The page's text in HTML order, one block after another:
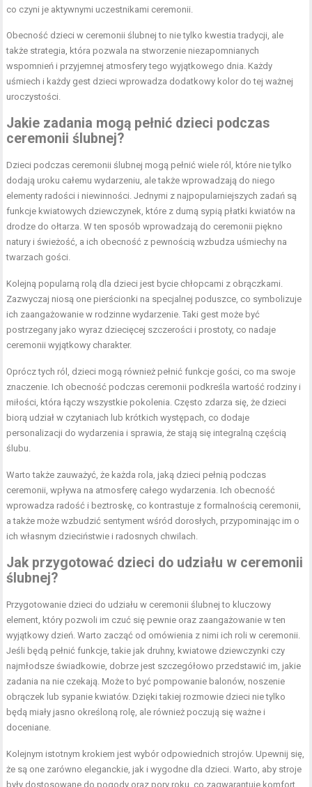
co czyni je aktywnymi uczestnikami ceremonii.
Obecność dzieci w ceremonii ślubnej to nie tylko kwestia tradycji, ale
także strategia, która pozwala na stworzenie niezapomnianych
wspomnień i przyjemnej atmosfery tego wyjątkowego dnia. Każdy
uśmiech i każdy gest dzieci wprowadza dodatkowy kolor do tej ważnej
uroczystości.
Jakie zadania mogą pełnić dzieci podczas
ceremonii ślubnej?
Dzieci podczas ceremonii ślubnej mogą pełnić wiele ról, które nie tylko
dodają uroku całemu wydarzeniu, ale także wprowadzają do niego
elementy radości i niewinności. Jednymi z najpopularniejszych zadań są
funkcje kwiatowych dziewczynek, które z dumą sypią płatki kwiatów na
drodze do ołtarza. W ten sposób wprowadzają do ceremonii piękno
natury i świeżość, a ich obecność z pewnością wzbudza uśmiechy na
twarzach gości.
Kolejną popularną rolą dla dzieci jest bycie chłopcami z obrączkami.
Zazwyczaj niosą one pierścionki na specjalnej poduszce, co symbolizuje
ich zaangażowanie w rodzinne wydarzenie. Taki gest może być
postrzegany jako wyraz dziecięcej szczerości i prostoty, co nadaje
ceremonii wyjątkowy charakter.
Oprócz tych ról, dzieci mogą również pełnić funkcje gości, co ma swoje
znaczenie. Ich obecność podczas ceremonii podkreśla wartość rodziny i
miłości, która łączy wszystkie pokolenia. Często zdarza się, że dzieci
biorą udział w czytaniach lub krótkich występach, co dodaje
personalizacji do wydarzenia i sprawia, że stają się integralną częścią
ślubu.
Warto także zauważyć, że każda rola, jaką dzieci pełnią podczas
ceremonii, wpływa na atmosferę całego wydarzenia. Ich obecność
wprowadza radość i beztroskę, co kontrastuje z formalnością ceremonii,
a także może wzbudzić sentyment wśród dorosłych, przypominając im o
ich własnym dzieciństwie i radosnych chwilach.
Jak przygotować dzieci do udziału w ceremonii
ślubnej?
Przygotowanie dzieci do udziału w ceremonii ślubnej to kluczowy
element, który pozwoli im czuć się pewnie oraz zaangażowanie w ten
wyjątkowy dzień. Warto zacząć od omówienia z nimi ich roli w ceremonii.
Jeśli będą pełnić funkcje, takie jak druhny, kwiatowe dziewczynki czy
najmłodsze świadkowie, dobrze jest szczegółowo przedstawić im, jakie
zadania na nie czekają. Może to być pompowanie balonów, noszenie
obrączek lub sypanie kwiatów. Dzięki takiej rozmowie dzieci nie tylko
będą miały jasno określoną rolę, ale również poczują się ważne i
doceniane.
Kolejnym istotnym krokiem jest wybór odpowiednich strojów. Upewnij się,
że są one zarówno eleganckie, jak i wygodne dla dzieci. Warto, aby stroje
były dostosowane do pogody oraz pory roku, co zagwarantuje komfort